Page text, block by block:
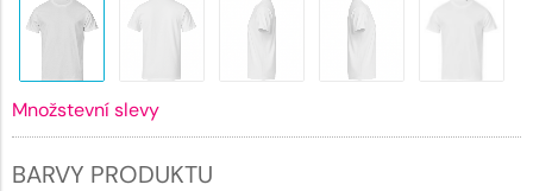
Množstevní slevy
BARVY PRODUKTU